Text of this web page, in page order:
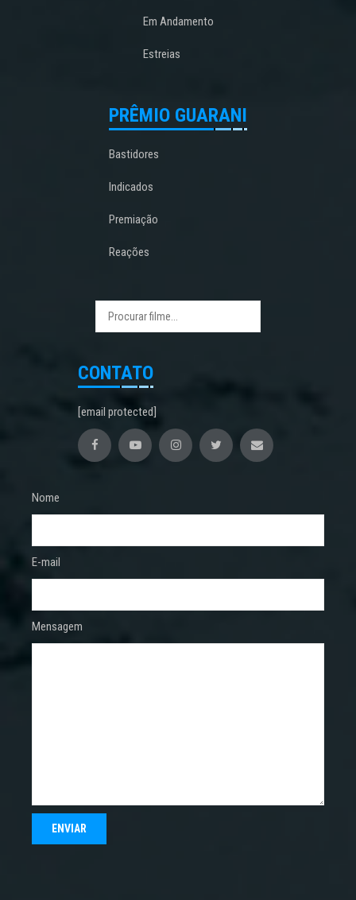
Em Andamento
Estreias
PRÊMIO GUARANI
Bastidores
Indicados
Premiação
Reações
CONTATO
[email protected]
Nome
E-mail
Mensagem